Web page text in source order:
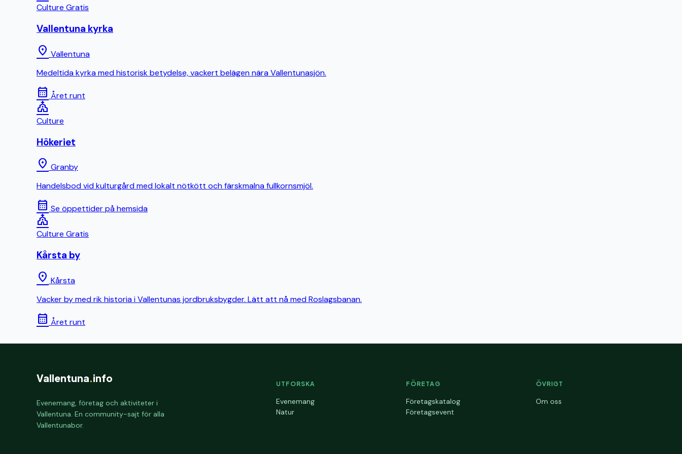
Culture Gratis
Vallentuna kyrka
location_on Vallentuna
Medeltida kyrka med historisk betydelse, vackert belägen nära Vallentunasjön.
calendar_month Året runt
church
Culture
Hökeriet
location_on Granby
Handelsbod vid kulturgård med lokalt nötkött och färskmalna fullkornsmjöl.
calendar_month Se öppettider på hemsida
church
Culture Gratis
Kårsta by
location_on Kårsta
Vacker by med rik historia i Vallentunas jordbruksbygder. Lätt att nå med Roslagsbanan.
calendar_month Året runt
Vallentuna.info
Evenemang, företag och aktiviteter i
Vallentuna. En community-sajt för alla
Vallentunabor.
UTFORSKA
Evenemang
Natur
FÖRETAG
Företagskatalog
Företagsevent
ÖVRIGT
Om oss